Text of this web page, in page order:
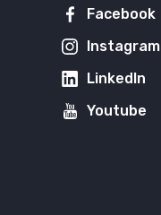
Facebook
Instagram
LinkedIn
Youtube